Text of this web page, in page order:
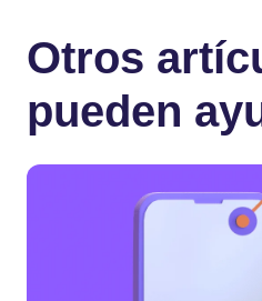
Otros
pueden